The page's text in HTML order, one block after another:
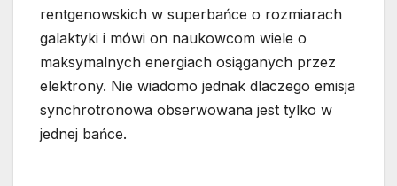
rentgenowskich w superbańce o rozmiarach
galaktyki i mówi on naukowcom wiele o
maksymalnych energiach osiąganych przez
elektrony. Nie wiadomo jednak dlaczego emisja
synchrotronowa obserwowana jest tylko w
jednej bańce.